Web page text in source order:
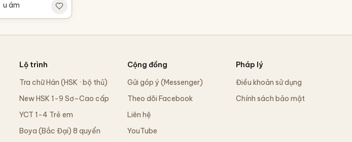
u ám
Lộ trình
Tra chữ Hán (HSK · bộ thủ)
New HSK 1-9 Sơ–Cao cấp
YCT 1-4 Trẻ em
Boya (Bắc Đại) 8 quyển
Cộng đồng
Gửi góp ý (Messenger)
Theo dõi Facebook
Liên hệ
YouTube
Pháp lý
Điều khoản sử dụng
Chính sách bảo mật